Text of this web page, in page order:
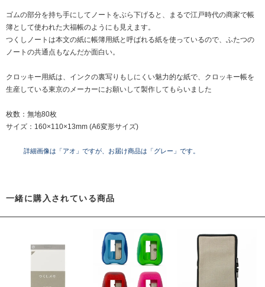
ゴムの部分を持ち手にしてノートをぶら下げると、まるで江戸時代の商家で帳
簿として使われた大福帳のようにも見えます。
つくしノートは本文の紙に帳簿用紙と呼ばれる紙を使っているので、ふたつの
ノートの共通点もなんだか面白い。
クロッキー用紙は、インクの裏写りもしにくい魅力的な紙で、クロッキー帳を
生産している東京のメーカーにお願いして製作してもらいました
枚数：無地80枚
サイズ：160×110×13mm (A6変形サイズ)
詳細画像は「アオ」ですが、お届け商品は「グレー」です。
一緒に購入されている商品